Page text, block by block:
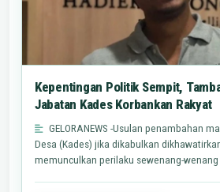
Kepentingan Politik Sempit,
Jabatan Kades Korbankan Rakyat
GELORANEWS -Usulan penambahan
Desa (Kades) jika dikabulkan
memunculkan perilaku sewenang-